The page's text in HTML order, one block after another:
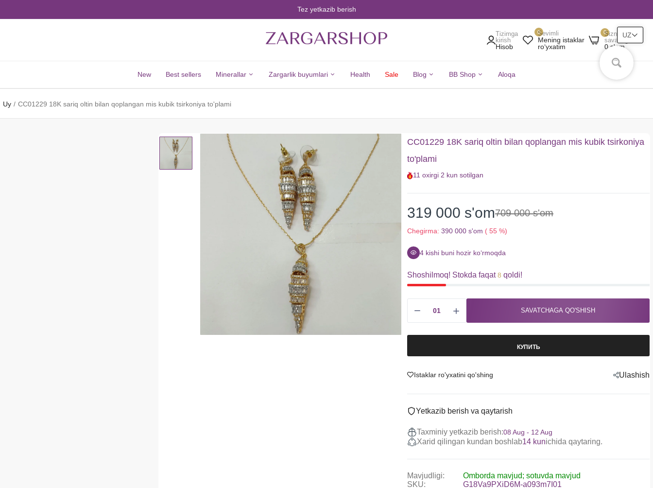
Tez yetkazib berish
Tizimga
kirish
Hisob
0Sevimli
Mening istaklar
roʻyxatim
0Sizning
savatingiz
0 s'om
New Best sellers Minerallar
Barcha
Minerallar
Olmos
Zumrad
Zargarlik buyumlari
Barcha
Zargarlik
Buyumlari
Kumush
Yangi
Tovarlar
Uzuklar
Ziraklar
Chanes
Kulonlar
Marjonlarni
To'plamlar
Sotish
Health Sale Blog BB Shop Aloqa
Uy CC01229 18K sariq oltin bilan qoplangan mis kubik tsirkoniya to'plami
CC01229 18K sariq oltin bilan qoplangan mis kubik tsirkoniya
to'plami
11 oxirgi 2 kun sotilgan
319 000 s'om709 000 s'om
Chegirma: 390 000 s'om ( 55 %)
4 kishi buni hozir koʻrmoqda
Shoshilmoq! Stokda faqat8 qoldi!
SAVATCHAGA QO'SHISH
КУПИТЬ
Istaklar ro'yxatini qo'shing Ulashish
Yetkazib berish va qaytarish
Taxminiy yetkazib berish:08 Aug - 12 Aug
Xarid qilingan kundan boshlab14 kunichida qaytaring.
Mavjudligi:
Omborda mavjud; sotuvda mavjud
SKU:
G18Va9PXiD6M-a093m7I01
UZ